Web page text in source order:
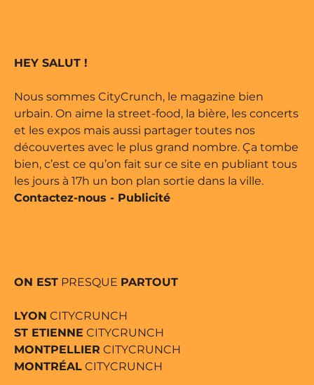
édité par Buena Onda Web •
HEY SALUT !
Nous sommes CityCrunch, le magazine bien
urbain. On aime la street-food, la bière, les concerts
et les expos mais aussi partager toutes nos
découvertes avec le plus grand nombre. Ça tombe
bien, c’est ce qu’on fait sur ce site en publiant tous
les jours à 17h un bon plan sortie dans la ville.
Contactez-nous - Publicité
ON EST PRESQUE PARTOUT
LYON CITYCRUNCH
ST ETIENNE CITYCRUNCH
MONTPELLIER CITYCRUNCH
MONTRÉAL CITYCRUNCH